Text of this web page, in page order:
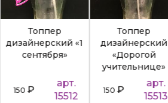
Топпер
дизайнерский «1
сентября»
150₽
арт.
15512
Топпер
дизайнерский
«Дорогой
учительнице»
150₽
арт.
15513